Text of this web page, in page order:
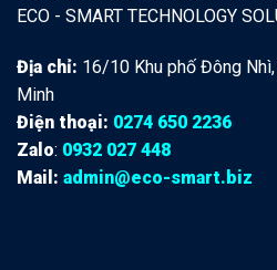
ECO - SMART TECHNOLOGY
Địa chỉ: 16/10 Khu phố Đông
Minh
Điện thoại: 0274 650 2236
Zalo: 0932 027 448
Mail: admin@eco-smart.biz